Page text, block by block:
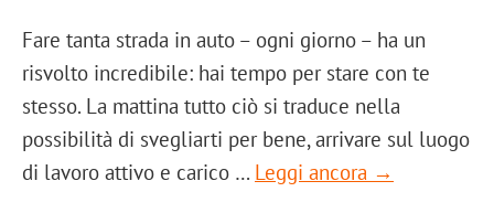
Fare tanta strada in auto – ogni giorno – ha un
risvolto incredibile: hai tempo per stare con te
stesso. La mattina tutto ciò si traduce nella
possibilità di svegliarti per bene, arrivare sul luogo
di lavoro attivo e carico … Leggi ancora →